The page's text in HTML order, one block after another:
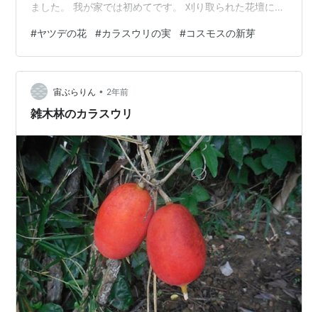
ました。 我が家では初めてです。 刈り取られた花壇に、
れが育って、来秋、奇麗に花を咲かせるのでしょうね。
#ヤツデの花 #カラスウリの実 #コスモスの新芽
宙ぶらりん • 2年前
雑木林のカラスウリ